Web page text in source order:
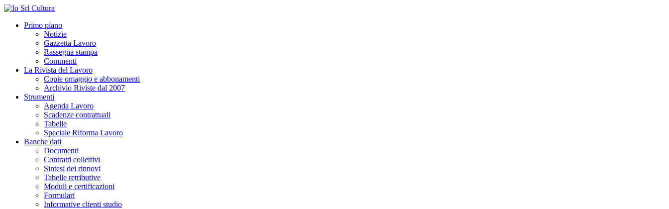
Primo piano
Notizie
Gazzetta Lavoro
Rassegna stampa
Commenti
La Rivista del Lavoro
Copie omaggio e abbonamenti
Archivio Riviste dal 2007
Strumenti
Agenda Lavoro
Scadenze contrattuali
Tabelle
Speciale Riforma Lavoro
Banche dati
Documenti
Contratti collettivi
Sintesi dei rinnovi
Tabelle retributive
Moduli e certificazioni
Formulari
Informative clienti studio